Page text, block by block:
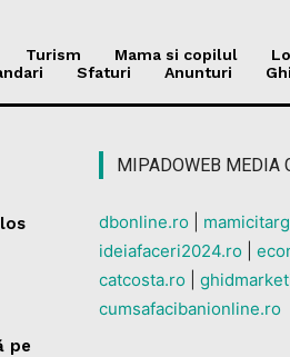
Turism Mama si copilul
Sfaturi Anunturi
pe
MIPADOWEB MEDIA
dbonline.ro
ideiafaceri2024.ro
catcosta.ro
cumsafacibanionline.ro